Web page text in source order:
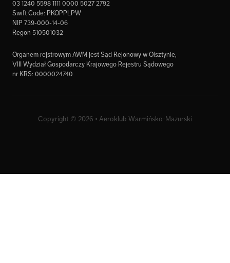
03 1240 5598 1111 0000 5027 2792
Swift Code: PKOPPLPW
NIP 739-000-14-06
Regon 510501032
Organem rejstrowym AWM jest Sąd Rejonowy w Olsztynie,
VIII Wydział Gospodarczy Krajowego Rejestru Sądowego
nr KRS: 0000024740
Copyright © 2026 • Aeroklub Warmińsko-Mazurski